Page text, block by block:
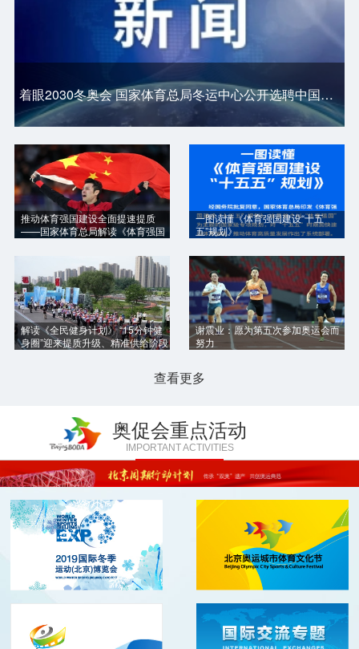
着眼2030冬奥会 国家体育总局冬运中心公开选聘中国短道队主教练
推动体育强国建设全面提速提质
——国家体育总局解读《体育强国
一图读懂《体育强国建设“十五
五”规划》
解读《全民健身计划》 “15分钟健
身圈”迎来提质升级、精准供给阶段
谢震业：愿为第五次参加奥运会而
努力
查看更多
奥促会重点活动
IMPORTANT ACTIVITIES